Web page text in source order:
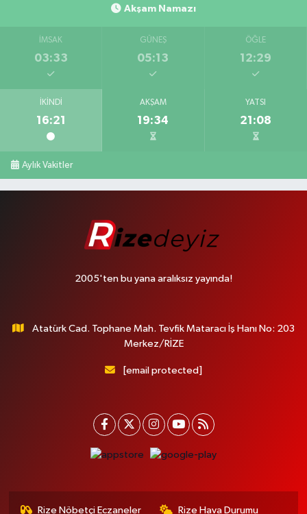
Akşam Namazı
İMSAK
03:33
GÜNEŞ
05:13
ÖĞLE
12:29
İKINDI
16:21
AKŞAM
19:34
YATSI
21:08
Aylık Vakitler
2005'ten bu yana aralıksız yayında!
Atatürk Cad. Tophane Mah. Tevfik Mataracı İş Hanı No: 203
Merkez/RİZE
[email protected]
Rize Nöbetçi Eczaneler Rize Hava Durumu